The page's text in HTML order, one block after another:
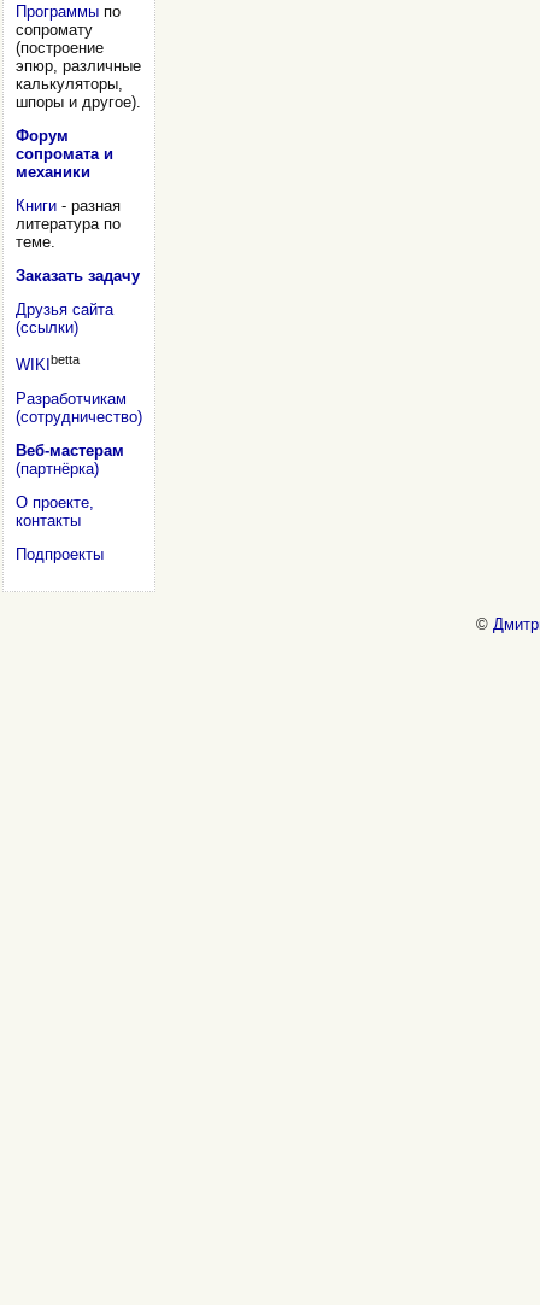
Программы по
сопромату
(построение
эпюр, различные
калькуляторы,
шпоры и другое).
Форум
сопромата и
механики
Книги - разная
литература по
теме.
Заказать задачу
Друзья сайта
(ссылки)
WIKI betta
Разработчикам
(сотрудничество)
Веб-мастерам
(партнёрка)
О проекте,
контакты
Подпроекты
©